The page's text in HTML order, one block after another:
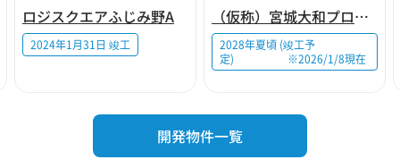
ロジスクエアふじみ野A
2024年1月31日 竣工
（仮称）宮城大和プロジェクト
2028年夏頃 (竣工予
定) ※2026/1/8現在
開発物件一覧